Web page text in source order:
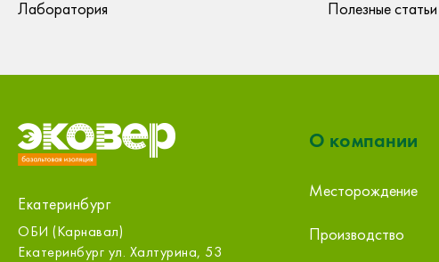
Лаборатория Полезные статьи
Екатеринбург
53
ООО «СтройПлатформа», Екатеринбург
Екатеринбург Промышленный проезд,10А
О компании
Месторождение
Производство